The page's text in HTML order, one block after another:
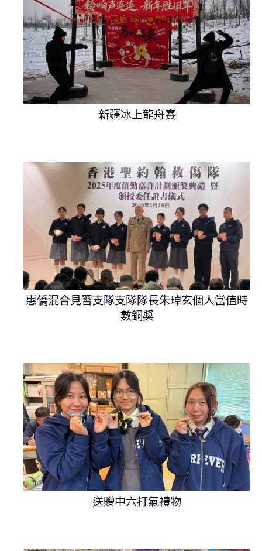
新疆冰上龍舟賽
惠僑混合見習支隊支隊隊長朱琸玄個人當值時
數銅獎
送贈中六打氣禮物